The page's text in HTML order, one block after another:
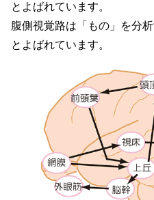
とよばれています。
腹側視覚路は「もの」を分
とよばれています。